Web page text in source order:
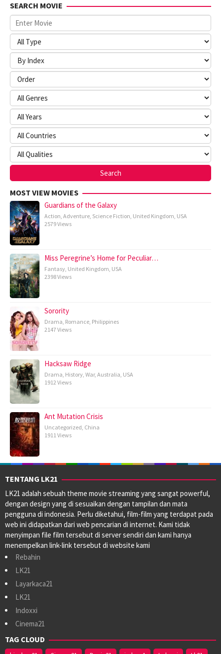
SEARCH MOVIE
MOST VIEW MOVIES
Guardians of the Galaxy
Action, Adventure, Science Fiction, United Kingdom, USA
2579 Views
Miss Peregrine’s Home for Peculiar…
Fantasy, United Kingdom, USA
2398 Views
Sorority
Drama, Romance, Philippines
2147 Views
Hacksaw Ridge
Drama, History, War, Australia, USA
1912 Views
Ant Mutation Crisis
Uncategorized, China
1911 Views
TENTANG LK21
LK21 adalah sebuah theme movie streaming yang sangat powerful,
dengan design yang di sesuaikan dengan tampilan dan mata
pengguna di indonesia. Perlu diketahui, film-film yang terdapat pada
web ini didapatkan dari web pencarian di internet. Kami tidak
menyimpan file film tersebut di server sendiri dan kami hanya
menempelkan link-link tersebut di website kami
Rebahin
LK21
Layarkaca21
LK21
Indoxxi
Cinema21
TAG CLOUD